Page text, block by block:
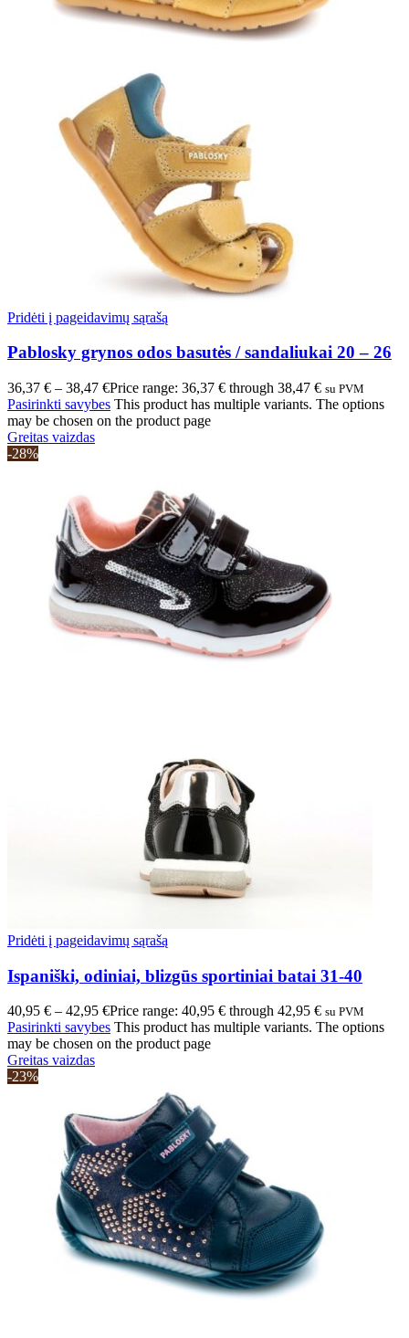
Pridėti į pageidavimų sąrašą
Pablosky grynos odos basutės / sandaliukai 20 – 26
36,37 € – 38,47 €Price range: 36,37 € through 38,47 € su PVM
Pasirinkti savybes This product has multiple variants. The options
may be chosen on the product page
Greitas vaizdas
-28%
Pridėti į pageidavimų sąrašą
Ispaniški, odiniai, blizgūs sportiniai batai 31-40
40,95 € – 42,95 €Price range: 40,95 € through 42,95 € su PVM
Pasirinkti savybes This product has multiple variants. The options
may be chosen on the product page
Greitas vaizdas
-23%